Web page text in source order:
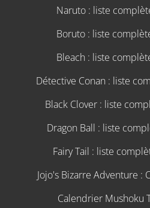
Naruto : liste
Boruto : liste
Bleach : liste
Détective Conan : liste
Black Clover : liste
Dragon Ball : liste
Fairy Tail : liste
Jojo's Bizarre Adventure :
Calendrier Mushoku